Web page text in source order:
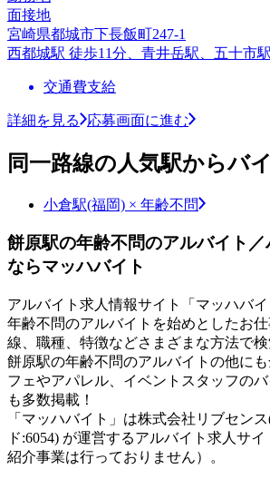
面接地
宮崎県都城市下長飯町247-1
西都城駅 徒歩11分、青井岳駅、五十市駅
交通費支給
詳細を見る 応募画面に進む
同一路線の人気駅からバ
小倉駅(福岡) × 年齢不問
餅原駅の年齢不問のアルバイト
ならマッハバイト
アルバイト求人情報サイト「マッハバ
年齢不問のアルバイトを始めとしたお
線、職種、特徴などさまざまな方法で検
餅原駅の年齢不問のアルバイトの他に
フェやアパレル、イベントスタッフの
も多数掲載！
「マッハバイト」は株式会社リブセン
ド:6054) が運営するアルバイト求人サ
紹介事業は行っておりません）。